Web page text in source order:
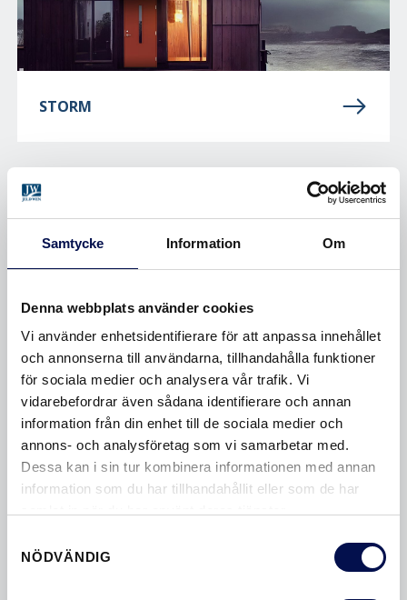
Samtycke Information Om
Denna webbplats använder cookies
Vi använder enhetsidentifierare för att anpassa innehållet
och annonserna till användarna, tillhandahålla funktioner
för sociala medier och analysera vår trafik. Vi
vidarebefordrar även sådana identifierare och annan
information från din enhet till de sociala medier och
annons- och analysföretag som vi samarbetar med.
Dessa kan i sin tur kombinera informationen med annan
information som du har tillhandahållit eller som de har
NÖDVÄNDIG
STORM
SÄKERHET (RC2 OCH RC3)